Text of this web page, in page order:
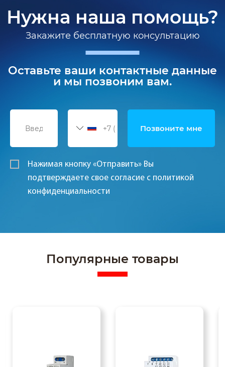
Нужна наша помощь?
Закажите бесплатную консультацию
Оставьте ваши контактные данные
и мы позвоним вам.
Нажимая кнопку «Отправить» Вы
подтверждаете свое согласие с политикой
конфиденциальности
Популярные товары